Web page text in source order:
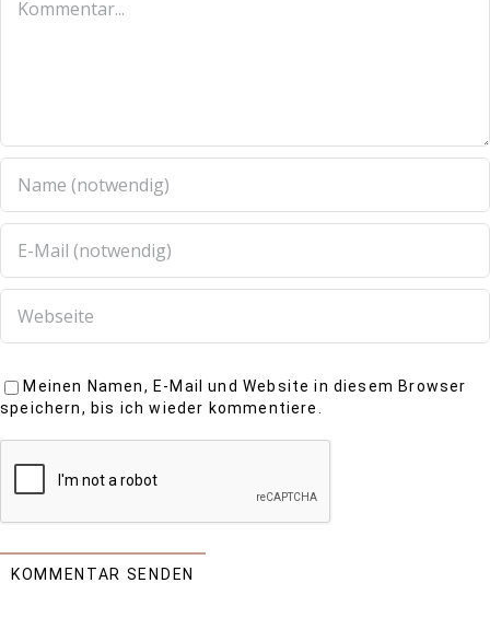
Meinen Namen, E-Mail und Website in diesem Browser
speichern, bis ich wieder kommentiere.